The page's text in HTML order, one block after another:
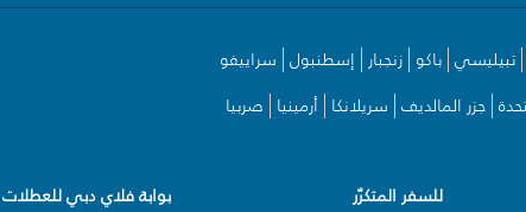
تبيليسي باكو زنجبار إسطنبول سراييفو
جزر المالديف سريلانكا أرمينيا صربيا
للسفر المتكرّر
بوابة فلاي دبي للعطلات